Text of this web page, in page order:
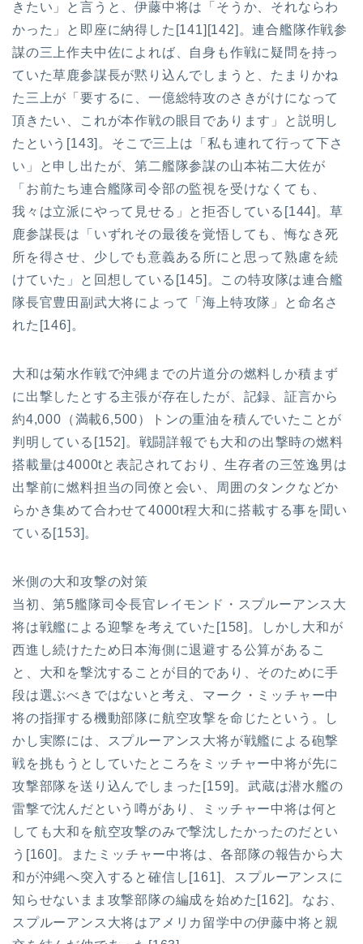
きたい」と言うと、伊藤中将は「そうか、それならわ
かった」と即座に納得した[141][142]。連合艦隊作戦参
謀の三上作夫中佐によれば、自身も作戦に疑問を持っ
ていた草鹿参謀長が黙り込んでしまうと、たまりかね
た三上が「要するに、一億総特攻のさきがけになって
頂きたい、これが本作戦の眼目であります」と説明し
たという[143]。そこで三上は「私も連れて行って下さ
い」と申し出たが、第二艦隊参謀の山本祐二大佐が
「お前たち連合艦隊司令部の監視を受けなくても、
我々は立派にやって見せる」と拒否している[144]。草
鹿参謀長は「いずれその最後を覚悟しても、悔なき死
所を得させ、少しでも意義ある所にと思って熟慮を続
けていた」と回想している[145]。この特攻隊は連合艦
隊長官豊田副武大将によって「海上特攻隊」と命名さ
れた[146]。
大和は菊水作戦で沖縄までの片道分の燃料しか積まず
に出撃したとする主張が存在したが、記録、証言から
約4,000（満載6,500）トンの重油を積んでいたことが
判明している[152]。戦闘詳報でも大和の出撃時の燃料
搭載量は4000tと表記されており、生存者の三笠逸男は
出撃前に燃料担当の同僚と会い、周囲のタンクなどか
らかき集めて合わせて4000t程大和に搭載する事を聞い
ている[153]。
米側の大和攻撃の対策
当初、第5艦隊司令長官レイモンド・スプルーアンス大
将は戦艦による迎撃を考えていた[158]。しかし大和が
西進し続けたため日本海側に退避する公算があるこ
と、大和を撃沈することが目的であり、そのために手
段は選ぶべきではないと考え、マーク・ミッチャー中
将の指揮する機動部隊に航空攻撃を命じたという。し
かし実際には、スプルーアンス大将が戦艦による砲撃
戦を挑もうとしていたところをミッチャー中将が先に
攻撃部隊を送り込んでしまった[159]。武蔵は潜水艦の
雷撃で沈んだという噂があり、ミッチャー中将は何と
しても大和を航空攻撃のみで撃沈したかったのだとい
う[160]。またミッチャー中将は、各部隊の報告から大
和が沖縄へ突入すると確信し[161]、スプルーアンスに
知らせないまま攻撃部隊の編成を始めた[162]。なお、
スプルーアンス大将はアメリカ留学中の伊藤中将と親